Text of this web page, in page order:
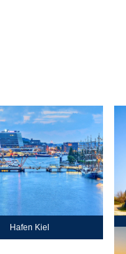
Hafen Kiel